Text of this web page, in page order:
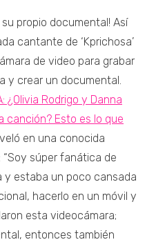
propio documental! Así
cantante de ‘Kprichosa’
de video para grabar
y crear un documental.
¿Olivia Rodrigo y Danna
canción? Esto es lo que
en una conocida
súper fanática de
y estaba un poco cansada
hacerlo en un móvil y
esta videocámara;
entonces también